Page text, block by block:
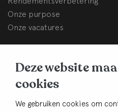
Deze website
cookies
We gebruiken cookies om
Onze purpose
Onze vacatures
Korte Brinkweg 37c
3761 EC Soest
Contact